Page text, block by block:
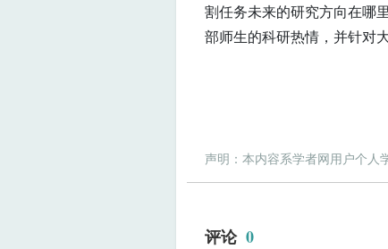
割任务未来的研究方向在哪
部师生的科研热情，并针对
声明：本内容系学者网用户个人
评论 0